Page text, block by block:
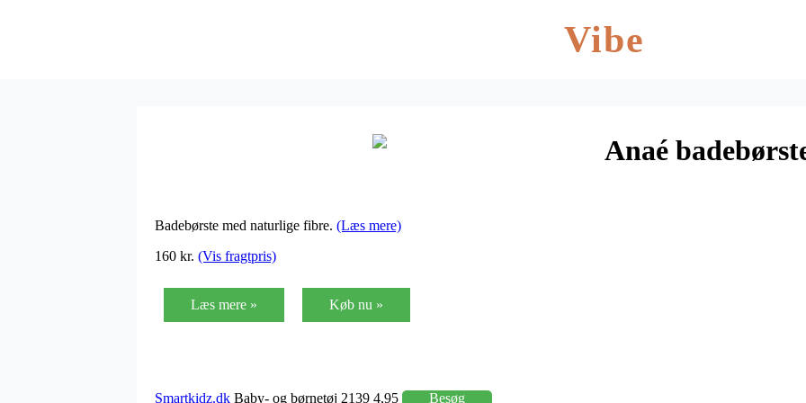
Vibe
Anaé
Badebørste med naturlige fibre. (Læs mere)
160 kr. (Vis fragtpris)
Læs mere » Køb nu »
Smartkidz.dk Baby- og børnetøj 2139 4,95 Besøg